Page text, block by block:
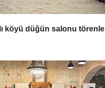
köyü düğün salonu törenle